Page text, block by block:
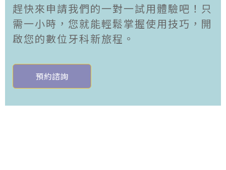
趕快來申請我們的一對一試用體驗吧！只
需一小時，您就能輕鬆掌握使用技巧，開
啟您的數位牙科新旅程。
預約諮詢